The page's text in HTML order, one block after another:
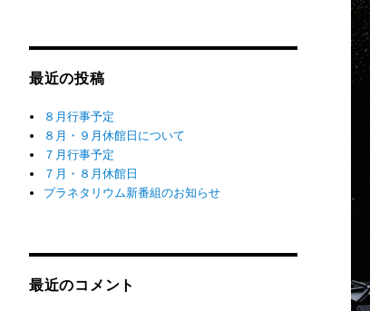
最近の投稿
８月行事予定
８月・９月休館日について
７月行事予定
７月・８月休館日
プラネタリウム新番組のお知らせ
最近のコメント